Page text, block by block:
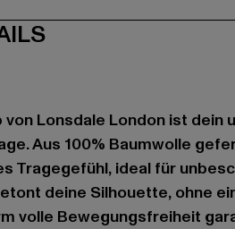
von Lonsdale London ist dein
Aus 100% Baumwolle
Tragegefühl, ideal für
deine Silhouette, ohne
volle Bewegungsfreiheit